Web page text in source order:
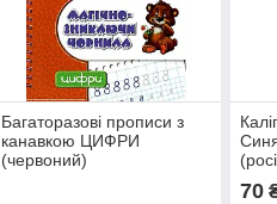
Багаторазові прописи з
канавкою ЦИФРИ
(червоний)
70